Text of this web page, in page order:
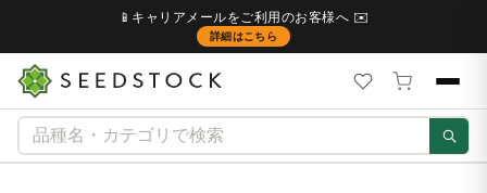
📱キャリアメールをご利用のお客様へ ✉️
詳細はこちら